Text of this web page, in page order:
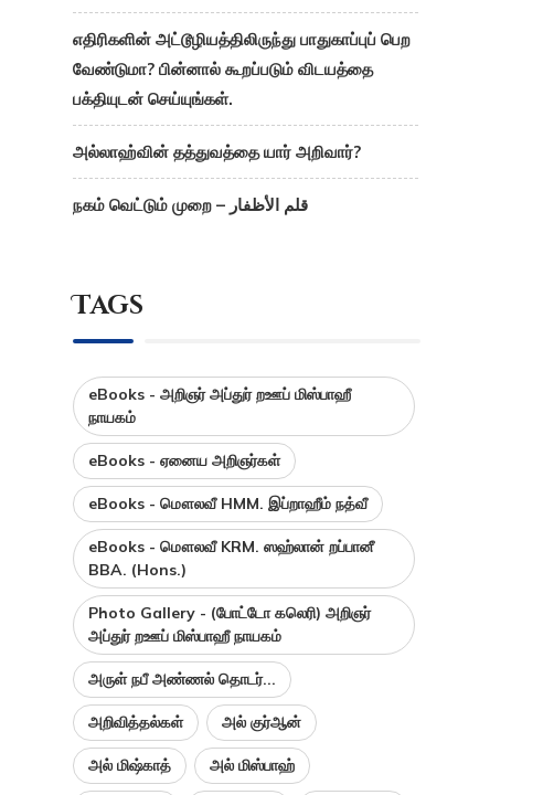
எதிரிகளின் அட்டூழியத்திலிருந்து பாதுகாப்புப் பெற
வேண்டுமா? பின்னால் கூறப்படும் விடயத்தை
பக்தியுடன் செய்யுங்கள்.
அல்லாஹ்வின் தத்துவத்தை யார் அறிவார்?
நகம் வெட்டும் முறை – قلم الأظفار
Tags
eBooks - அறிஞர் அப்துர் றஊப் மிஸ்பாஹீ
நாயகம்
eBooks - ஏனைய அறிஞர்கள்
eBooks - மௌலவீ HMM. இப்றாஹீம் நத்வீ
eBooks - மௌலவீ KRM. ஸஹ்லான் றப்பானீ
BBA. (Hons.)
Photo Gallery - (போட்டோ கலெரி) அறிஞர்
அப்துர் றஊப் மிஸ்பாஹீ நாயகம்
அருள் நபீ அண்ணல் தொடர்...
அறிவித்தல்கள் அல் குர்ஆன்
அல் மிஷ்காத் அல் மிஸ்பாஹ்